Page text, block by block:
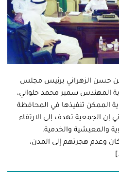
حسن الزهراني برئيس مجلس
المهندس سمير محمد حلواني،
الممكن تنفيذها في المحافظة
إن الجمعية تهدف إلى الارتقاء
والمعيشية والخدمية،
وعدم هجرتهم إلى المدن،